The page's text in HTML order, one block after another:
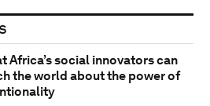
Africa’s social innovators can
the world about the power of